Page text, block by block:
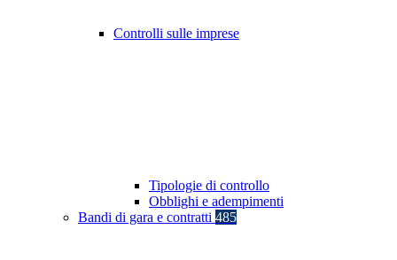
Controlli sulle imprese
Tipologie di controllo
Obblighi e adempimenti
Bandi di gara e contratti 485